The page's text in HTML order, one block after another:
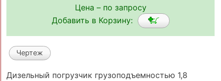
Цена – по запросу
Добавить в Корзину:
Чертеж
Дизельный погрузчик грузоподъемностью 1,8